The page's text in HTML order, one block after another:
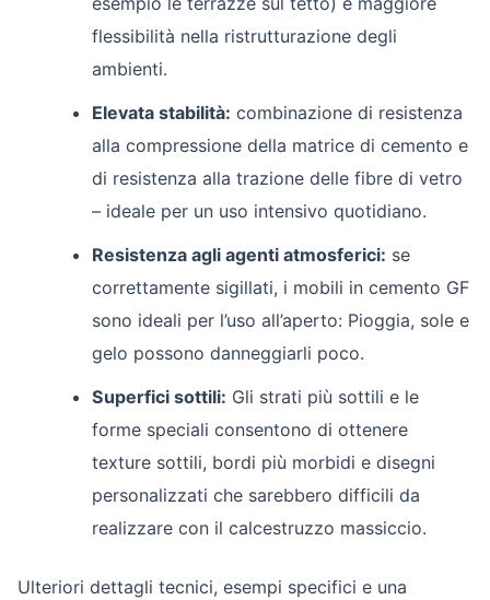
flessibilità nella ristrutturazione degli
ambienti.
Elevata stabilità: combinazione di resistenza
alla compressione della matrice di cemento e
di resistenza alla trazione delle fibre di vetro
– ideale per un uso intensivo quotidiano.
Resistenza agli agenti atmosferici: se
correttamente sigillati, i mobili in cemento GF
sono ideali per l’uso all’aperto: Pioggia, sole e
gelo possono danneggiarli poco.
Superfici sottili: Gli strati più sottili e le
forme speciali consentono di ottenere
texture sottili, bordi più morbidi e disegni
personalizzati che sarebbero difficili da
realizzare con il calcestruzzo massiccio.
Ulteriori dettagli tecnici, esempi specifici e una